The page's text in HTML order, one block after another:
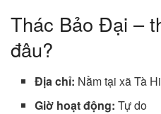
Thác Bảo Đại –
đâu?
Địa chỉ: Nằm tại xã Tà
Giờ hoạt động: Tự do